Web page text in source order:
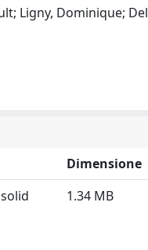
Ligny, Dominique;
Dimensione
1.34 MB